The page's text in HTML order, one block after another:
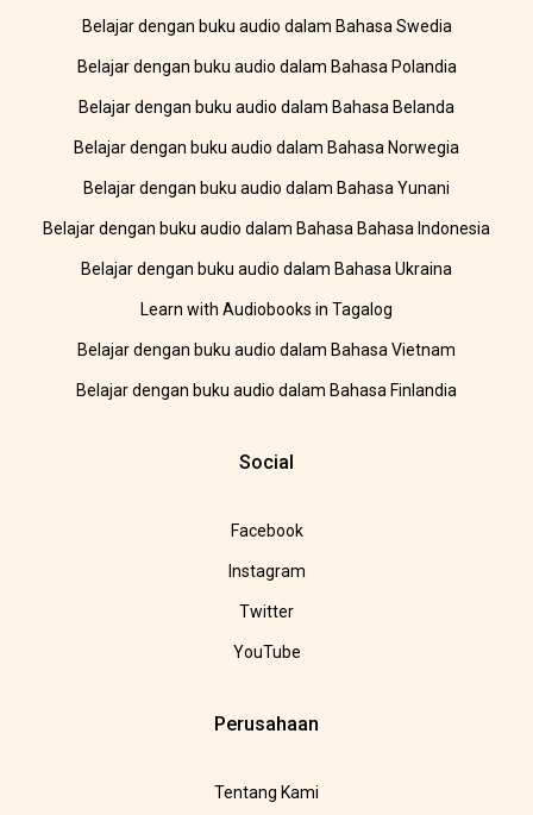
Belajar dengan buku audio dalam Bahasa Swedia
Belajar dengan buku audio dalam Bahasa Polandia
Belajar dengan buku audio dalam Bahasa Belanda
Belajar dengan buku audio dalam Bahasa Norwegia
Belajar dengan buku audio dalam Bahasa Yunani
Belajar dengan buku audio dalam Bahasa Bahasa Indonesia
Belajar dengan buku audio dalam Bahasa Ukraina
Learn with Audiobooks in Tagalog
Belajar dengan buku audio dalam Bahasa Vietnam
Belajar dengan buku audio dalam Bahasa Finlandia
Social
Facebook
Instagram
Twitter
YouTube
Perusahaan
Tentang Kami